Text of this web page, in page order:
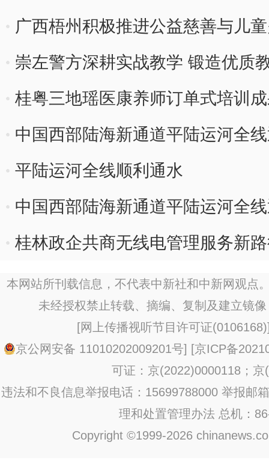
广西梧州积极推进公益慈善与儿
崇左警方深耕实战教学 锻造优质
桂粤三地瑶医康养师订单式培训
中国西部陆海新通道平陆运河全
平陆运河全线顺利通水
中国西部陆海新通道平陆运河全
桂林政企共商无线电管理服务新
本网站所刊载信息，不代表中新社和中新网观点
未经授权禁止转载、摘编、复制及建立镜
[网上传播视听节目许可证(0106168)
京公网安备 11010202009201号] [京ICP备
可证：京(2022)0000118；京
违法和不良信息举报电话：15699788000 举报邮
理和处置管理办法 总机：
Copyright ©1999-2026